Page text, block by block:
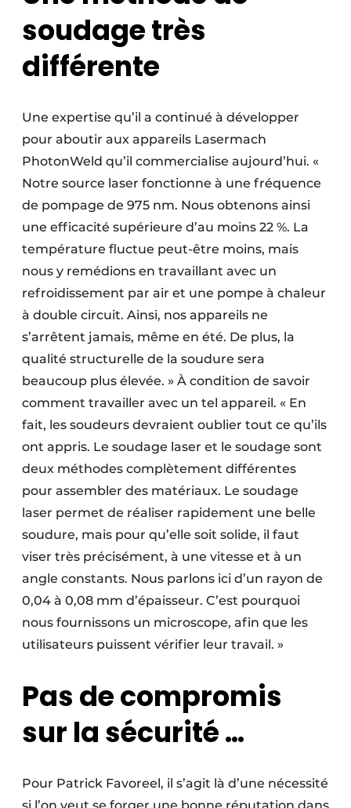
soudage très
différente
Une expertise qu’il a continué à développer
pour aboutir aux appareils Lasermach
PhotonWeld qu’il commercialise aujourd’hui. «
Notre source laser fonctionne à une fréquence
de pompage de 975 nm. Nous obtenons ainsi
une efficacité supérieure d’au moins 22 %. La
température fluctue peut-être moins, mais
nous y remédions en travaillant avec un
refroidissement par air et une pompe à chaleur
à double circuit. Ainsi, nos appareils ne
s’arrêtent jamais, même en été. De plus, la
qualité structurelle de la soudure sera
beaucoup plus élevée. » À condition de savoir
comment travailler avec un tel appareil. « En
fait, les soudeurs devraient oublier tout ce qu’ils
ont appris. Le soudage laser et le soudage sont
deux méthodes complètement différentes
pour assembler des matériaux. Le soudage
laser permet de réaliser rapidement une belle
soudure, mais pour qu’elle soit solide, il faut
viser très précisément, à une vitesse et à un
angle constants. Nous parlons ici d’un rayon de
0,04 à 0,08 mm d’épaisseur. C’est pourquoi
nous fournissons un microscope, afin que les
utilisateurs puissent vérifier leur travail. »
Pas de compromis
sur la sécurité …
Pour Patrick Favoreel, il s’agit là d’une nécessité